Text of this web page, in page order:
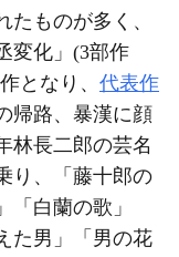
ものが多く、
変化」(3部作
となり、 代表作
帰路、暴漢に顔
林長二郎の芸名
り、「藤十郎の
」「白蘭の歌」
た男」「男の花